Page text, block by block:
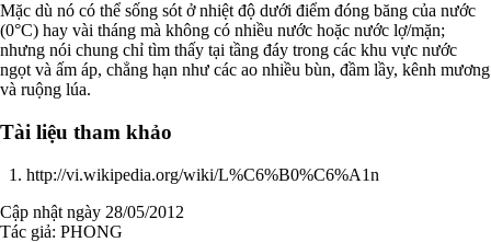
Mặc dù nó có thể sống sót ở nhiệt độ dưới điểm đóng băng của nước
(0°C) hay vài tháng mà không có nhiều nước hoặc nước lợ/mặn;
nhưng nói chung chỉ tìm thấy tại tầng đáy trong các khu vực nước
ngọt và ấm áp, chẳng hạn như các ao nhiều bùn, đầm lầy, kênh mương
và ruộng lúa.
Tài liệu tham khảo
http://vi.wikipedia.org/wiki/L%C6%B0%C6%A1n
Cập nhật ngày 28/05/2012
Tác giả: PHONG